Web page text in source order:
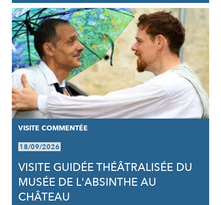
VISITE COMMENTÉE
18/09/2026
VISITE GUIDÉE THÉÂTRALISÉE DU
MUSÉE DE L'ABSINTHE AU
CHÂTEAU